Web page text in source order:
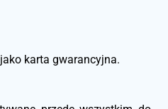
karta gwarancyjna.